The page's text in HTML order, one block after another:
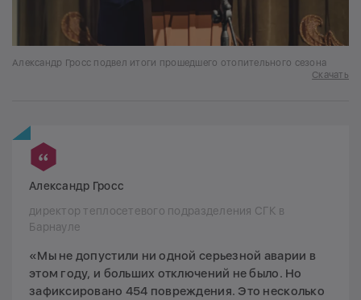
Александр Гросс подвел итоги прошедшего отопительного сезона
Скачать
Александр Гросс
директор теплосетевого подразделения СГК в
Барнауле
«Мы не допустили ни одной серьезной аварии в
этом году, и больших отключений не было. Но
зафиксировано 454 повреждения. Это несколько